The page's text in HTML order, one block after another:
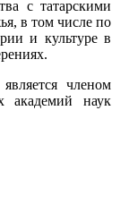
с татарскими
в том числе по
и культуре в
членом
академий наук